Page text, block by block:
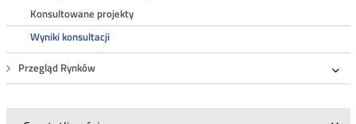
Konsultowane projekty
Wyniki konsultacji
Przegląd Rynków